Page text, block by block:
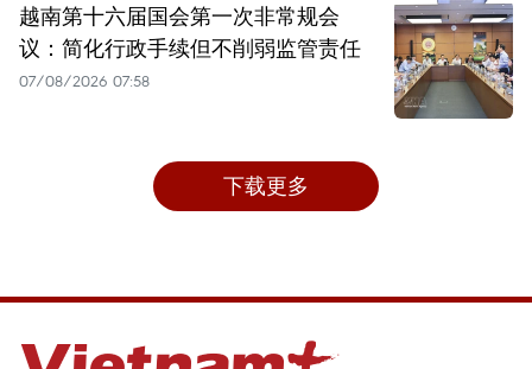
越南第十六届国会第一次非常规会
议：简化行政手续但不削弱监管责任
07/08/2026 07:58
下载更多